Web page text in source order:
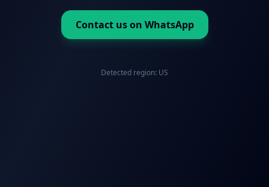
Contact us on WhatsApp
Detected region: US